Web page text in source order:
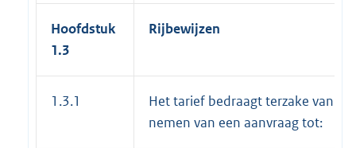
Hoofdstuk
1.3
Rijbewijzen
1.3.1
Het tarief bedraagt terzake van
nemen van een aanvraag tot: